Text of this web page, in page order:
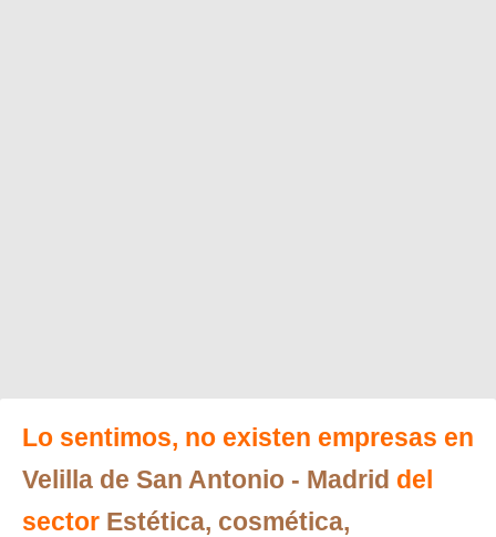
Lo sentimos, no existen empresas en
Velilla de San Antonio - Madrid del
sector Estética, cosmética,